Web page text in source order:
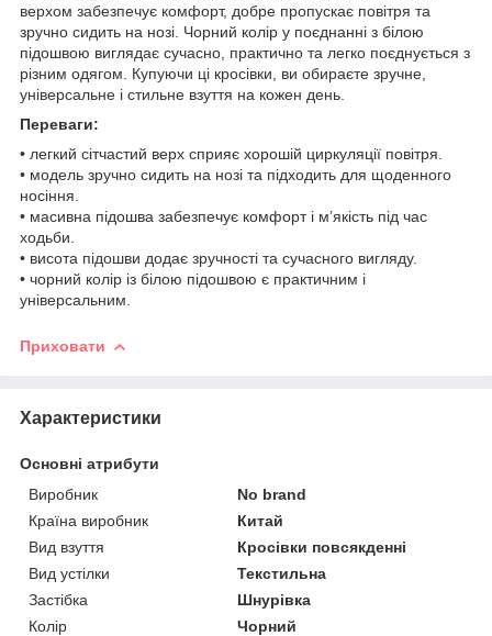
верхом забезпечує комфорт, добре пропускає повітря та
зручно сидить на нозі. Чорний колір у поєднанні з білою
підошвою виглядає сучасно, практично та легко поєднується з
різним одягом. Купуючи ці кросівки, ви обираєте зручне,
універсальне і стильне взуття на кожен день.
Переваги:
• легкий сітчастий верх сприяє хорошій циркуляції повітря.
• модель зручно сидить на нозі та підходить для щоденного
носіння.
• масивна підошва забезпечує комфорт і м’якість під час
ходьби.
• висота підошви додає зручності та сучасного вигляду.
• чорний колір із білою підошвою є практичним і
універсальним.
Приховати
Характеристики
Основні атрибути
Виробник
No brand
Країна виробник
Китай
Вид взуття
Кросівки повсякденні
Вид устілки
Текстильна
Застібка
Шнурівка
Колір
Чорний